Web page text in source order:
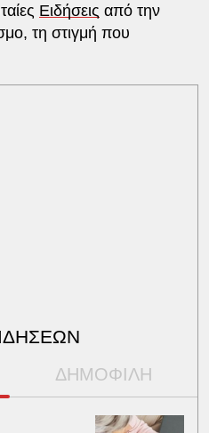
Ειδήσεις από την
τη στιγμή που
ΔΗΜΟΦΙΛΗ